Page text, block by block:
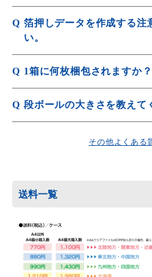
りお選びいただけます。
A
箔押し可能です。
Q 箔押しデータを作成する注
い。
A
Q 1箱に何枚梱包されますか？
A
Q 段ボールの大きさを教えて
A
箱に入れて発送いたします。
その他よくある
送料一覧